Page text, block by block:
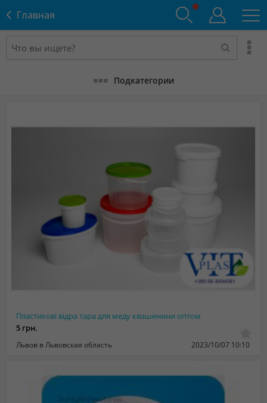
Главная
Подкатегории
Пластикові відра тара для меду квашенини оптом
5 грн.
Львов в Львовская область 2023/10/07 10:10